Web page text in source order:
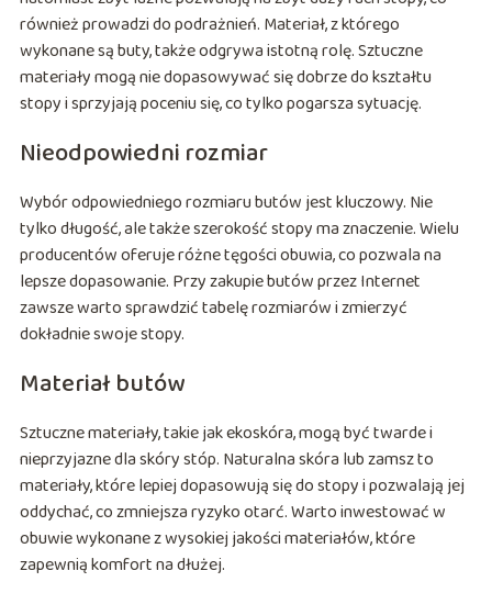
również prowadzi do podrażnień. Materiał, z którego
wykonane są buty, także odgrywa istotną rolę. Sztuczne
materiały mogą nie dopasowywać się dobrze do kształtu
stopy i sprzyjają poceniu się, co tylko pogarsza sytuację.
Nieodpowiedni rozmiar
Wybór odpowiedniego rozmiaru butów jest kluczowy. Nie
tylko długość, ale także szerokość stopy ma znaczenie. Wielu
producentów oferuje różne tęgości obuwia, co pozwala na
lepsze dopasowanie. Przy zakupie butów przez Internet
zawsze warto sprawdzić tabelę rozmiarów i zmierzyć
dokładnie swoje stopy.
Materiał butów
Sztuczne materiały, takie jak ekoskóra, mogą być twarde i
nieprzyjazne dla skóry stóp. Naturalna skóra lub zamsz to
materiały, które lepiej dopasowują się do stopy i pozwalają jej
oddychać, co zmniejsza ryzyko otarć. Warto inwestować w
obuwie wykonane z wysokiej jakości materiałów, które
zapewnią komfort na dłużej.